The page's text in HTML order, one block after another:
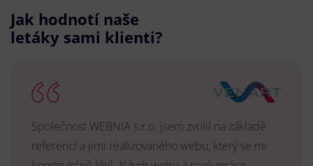
Jak hodnotí naše
letáky sami klienti?
Společnost WEBNIA s.r.o. jsem zvolil na základě
referencí a jimi realizovaného webu, který se mi